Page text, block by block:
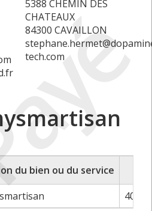
5388 CHEMIN DES
CHATEAUX
84300 CAVAILLON
tech.com
du bien ou du service
40.00